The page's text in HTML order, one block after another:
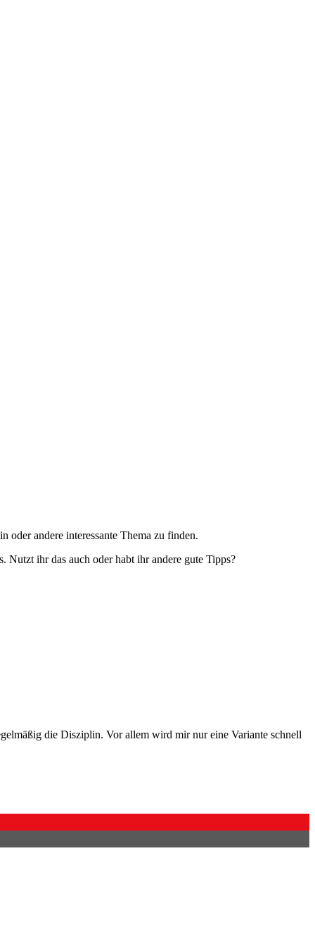
oder andere interessante Thema zu finden.
ihr das auch oder habt ihr andere gute Tipps?
die Disziplin. Vor allem wird mir nur eine Variante schnell